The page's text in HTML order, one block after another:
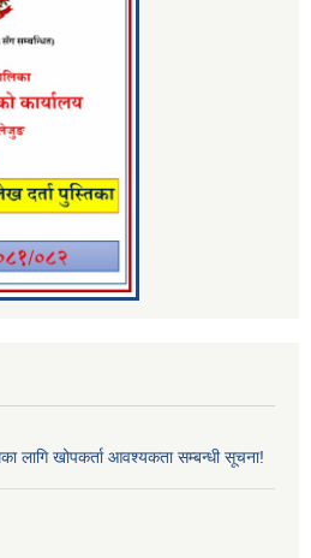
लागि खोपकर्ता आवश्यकता सम्बन्धी सूचना!